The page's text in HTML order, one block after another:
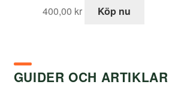
400,00 kr Köp nu
GUIDER OCH ARTIKLAR